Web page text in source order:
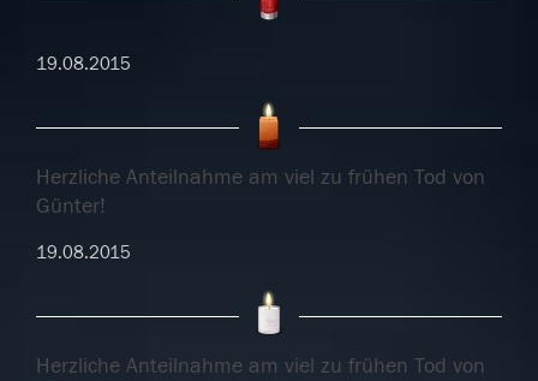
19.08.2015
Herzliche Anteilnahme am viel zu frühen Tod von
Günter!
19.08.2015
Herzliche Anteilnahme am viel zu frühen Tod von